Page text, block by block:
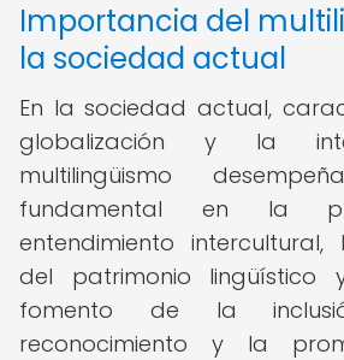
Importancia del
la sociedad actual
En la sociedad actual,
globalización y la
multilingüismo
fundamental en la
entendimiento intercultural,
del patrimonio lingüístico
fomento de la
reconocimiento y la